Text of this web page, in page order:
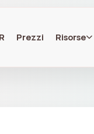
Prezzi Risorse